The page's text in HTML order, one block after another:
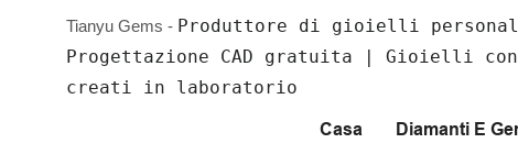
Tianyu Gems - Produttore di gioielli
Progettazione CAD gratuita | Gioielli
creati in laboratorio
Casa Diamanti E